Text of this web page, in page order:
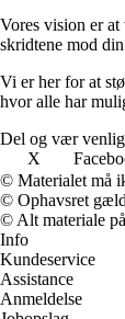
Vores vision er
skridtene mod
Vi er her for at
hvor alle har
Del og vær venlig
X
© Materialet må
© Ophavsret
© Alt materiale
Info
Kundeservice
Assistance
Anmeldelse